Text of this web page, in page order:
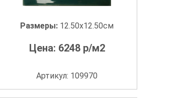
Размеры: 12.50x12.50см
Цена: 6248р/м2
Артикул: 109970